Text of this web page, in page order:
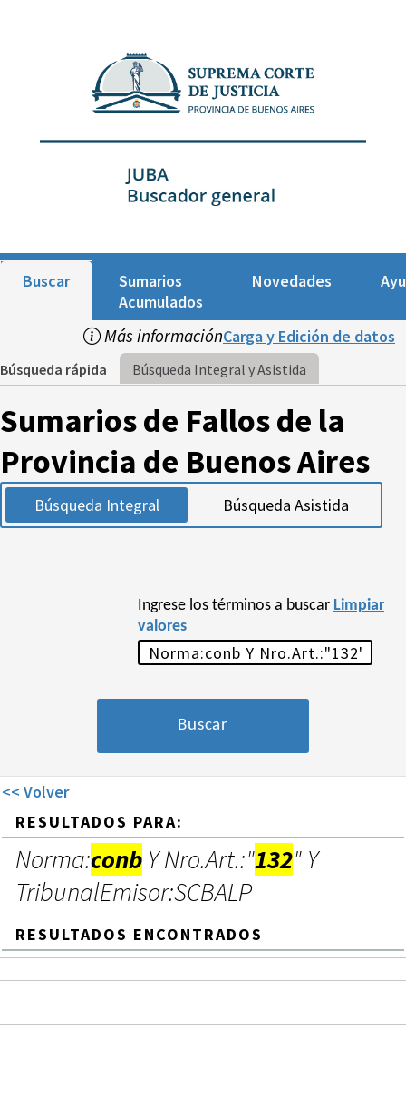
Buscar
Sumarios
Acumulados
Novedades
Más informaciónCarga y Edición de datos
Búsqueda rápida Búsqueda Integral y Asistida
Sumarios de Fallos de la
Provincia de Buenos Aires
Búsqueda Integral Búsqueda Asistida
Ingrese los términos a buscar Limpiar
valores
<< Volver
RESULTADOS PARA:
Norma:conb Y Nro.Art.:"132" Y
TribunalEmisor:SCBALP
RESULTADOS ENCONTRADOS